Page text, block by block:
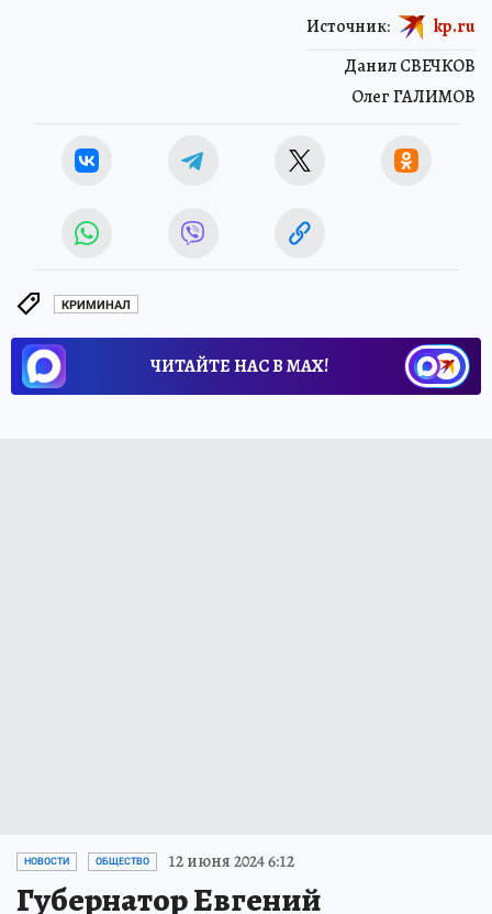
Данил СВЕЧКОВ
Олег ГАЛИМОВ
Источник: kp.ru
КРИМИНАЛ
ЧИТАЙТЕ НАС В МАХ!
НОВОСТИ ОБЩЕСТВО 12 июня 2024 6:12
Губернатор Евгений